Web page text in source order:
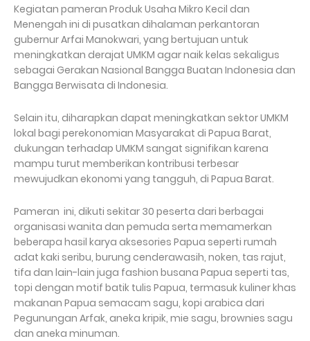
Kegiatan pameran Produk Usaha Mikro Kecil dan
Menengah ini di pusatkan dihalaman perkantoran
gubernur Arfai Manokwari, yang bertujuan untuk
meningkatkan derajat UMKM agar naik kelas sekaligus
sebagai Gerakan Nasional Bangga Buatan Indonesia dan
Bangga Berwisata di Indonesia.
Selain itu, diharapkan dapat meningkatkan sektor UMKM
lokal bagi perekonomian Masyarakat di Papua Barat,
dukungan terhadap UMKM sangat signifikan karena
mampu turut memberikan kontribusi terbesar
mewujudkan ekonomi yang tangguh, di Papua Barat.
Pameran ini, dikuti sekitar 30 peserta dari berbagai
organisasi wanita dan pemuda serta memamerkan
beberapa hasil karya aksesories Papua seperti rumah
adat kaki seribu, burung cenderawasih, noken, tas rajut,
tifa dan lain-lain juga fashion busana Papua seperti tas,
topi dengan motif batik tulis Papua, termasuk kuliner khas
makanan Papua semacam sagu, kopi arabica dari
Pegunungan Arfak, aneka kripik, mie sagu, brownies sagu
dan aneka minuman.